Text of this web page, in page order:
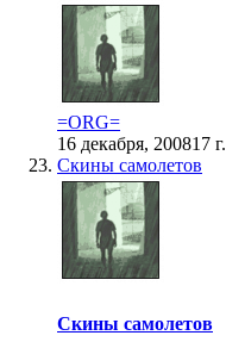
=ORG=
16 декабря, 200817 г.
Скины самолетов
Скины самолетов